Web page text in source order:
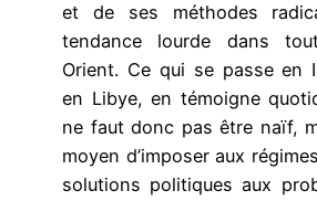
et de ses méthodes
tendance lourde dans
Orient. Ce qui se passe en
en Libye, en témoigne
ne faut donc pas être naïf,
moyen d’imposer aux
solutions politiques aux